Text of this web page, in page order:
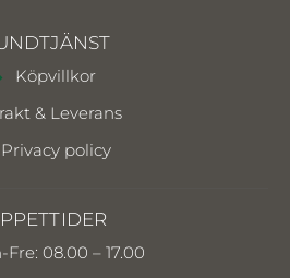
Köpvillkor
& Leverans
Privacy policy
Fre: 08.00 – 17.00